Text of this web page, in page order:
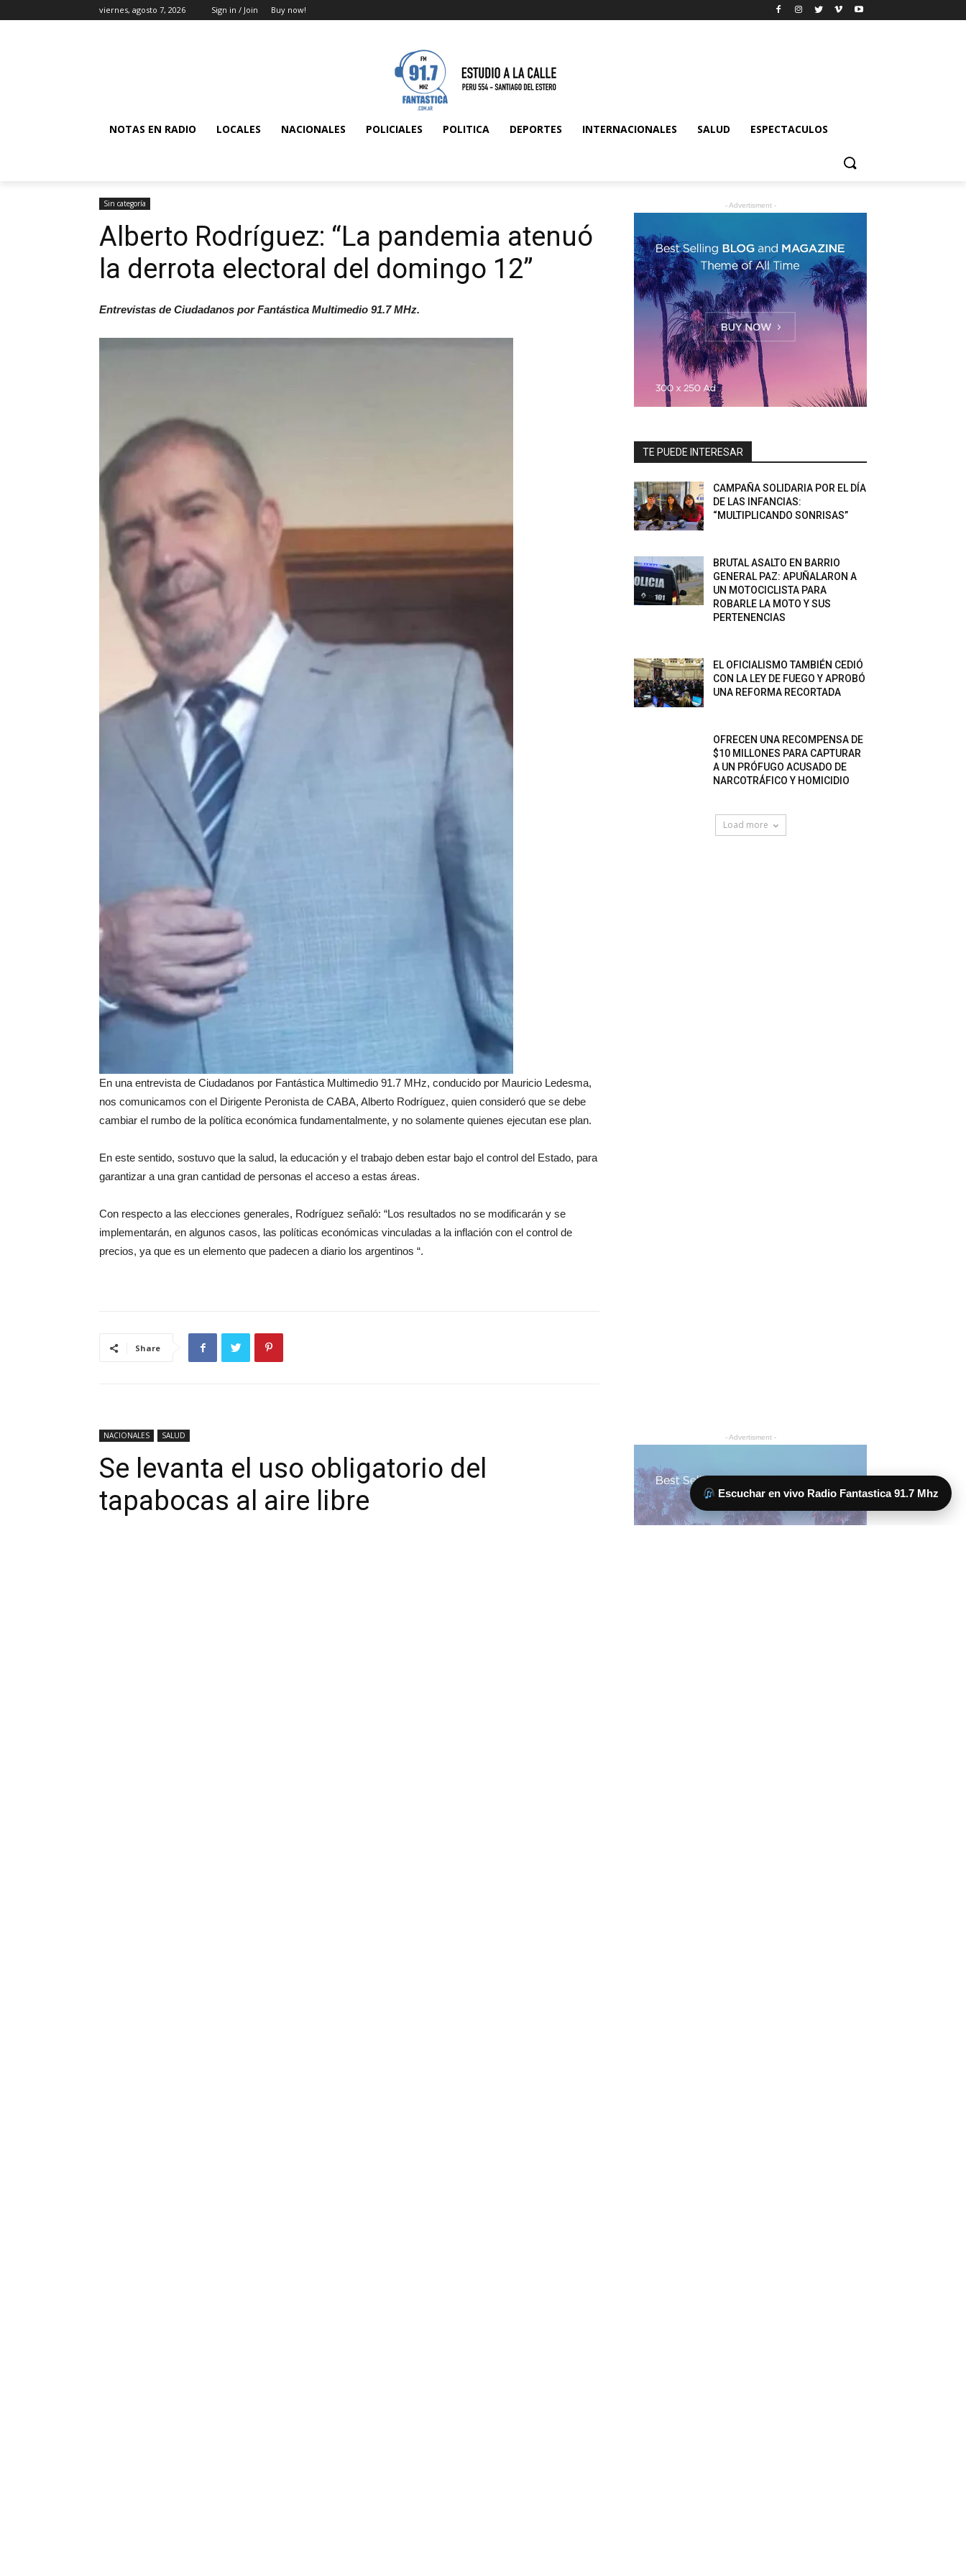
Escuchar en vivo Radio Fantastica 91.7 Mhz
viernes, agosto 7, 2026 Sign in / Join Buy now!
NOTAS EN RADIO LOCALES NACIONALES POLICIALES POLITICA DEPORTES INTERNACIONALES SALUD ESPECTACULOS
Sin categoría
Alberto Rodríguez: “La pandemia atenuó
la derrota electoral del domingo 12”
Entrevistas de Ciudadanos por Fantástica Multimedio 91.7 MHz.
En una entrevista de Ciudadanos por Fantástica Multimedio 91.7 MHz, conducido por Mauricio Ledesma,
nos comunicamos con el Dirigente Peronista de CABA, Alberto Rodríguez, quien consideró que se debe
cambiar el rumbo de la política económica fundamentalmente, y no solamente quienes ejecutan ese plan.
En este sentido, sostuvo que la salud, la educación y el trabajo deben estar bajo el control del Estado, para
garantizar a una gran cantidad de personas el acceso a estas áreas.
Con respecto a las elecciones generales, Rodríguez señaló: “Los resultados no se modificarán y se
implementarán, en algunos casos, las políticas económicas vinculadas a la inflación con el control de
precios, ya que es un elemento que padecen a diario los argentinos “.
Share
- Advertisment -
TE PUEDE INTERESAR
CAMPAÑA SOLIDARIA POR EL DÍA
DE LAS INFANCIAS:
“MULTIPLICANDO SONRISAS”
BRUTAL ASALTO EN BARRIO
GENERAL PAZ: APUÑALARON A
UN MOTOCICLISTA PARA
ROBARLE LA MOTO Y SUS
PERTENENCIAS
EL OFICIALISMO TAMBIÉN CEDIÓ
CON LA LEY DE FUEGO Y APROBÓ
UNA REFORMA RECORTADA
OFRECEN UNA RECOMPENSA DE
$10 MILLONES PARA CAPTURAR
A UN PRÓFUGO ACUSADO DE
NARCOTRÁFICO Y HOMICIDIO
Load more